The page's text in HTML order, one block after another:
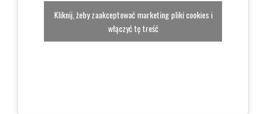
Kliknij, żeby zaakceptować marketing pliki cookies i
włączyć tę treść